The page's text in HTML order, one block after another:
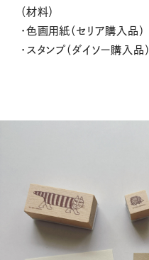
（材料）
・色画用紙（セリア購入品）
・スタンプ（ダイソー購入品）